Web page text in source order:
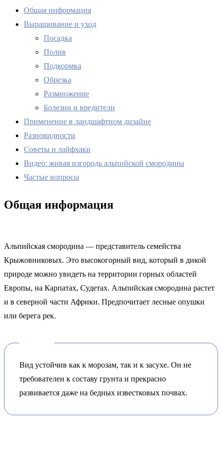
Общая информация
Выращивание и уход
Посадка
Полив
Подкормка
Обрезка
Размножение
Болезни и вредители
Применение в ландшафтном дизайне
Разновидности
Советы и лайфхаки
Видео: живая изгородь альпийской смородины
Частые вопросы
Общая информация
Альпийская смородина — представитель семейства
Крыжовниковых. Это высокогорный вид, который в дикой
природе можно увидеть на территории горных областей
Европы, на Карпатах, Судетах. Альпийская смородина растет
и в северной части Африки. Предпочитает лесные опушки
или берега рек.
Вид устойчив как к морозам, так и к засухе. Он не
требователен к составу грунта и прекрасно
развивается даже на бедных известковых почвах.